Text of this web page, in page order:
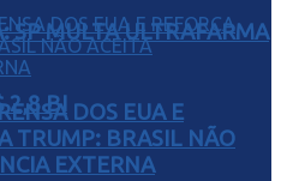
SP MULTA ULTRAFARMA
2,8 BI DOS EUA E
TRUMP: BRASIL NÃO
EXTERNA